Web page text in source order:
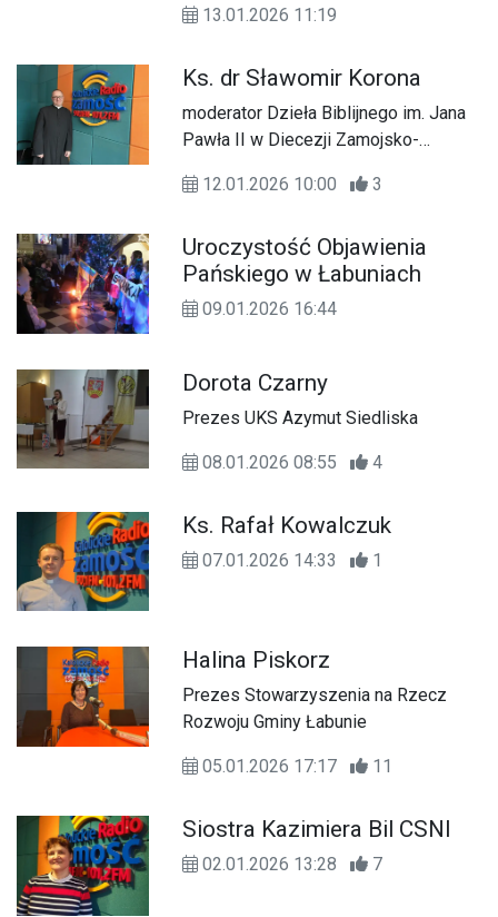
13.01.2026 11:19
Ks. dr Sławomir Korona
moderator Dzieła Biblijnego im. Jana
Pawła II w Diecezji Zamojsko-
12.01.2026 10:00
3
Uroczystość Objawienia
Pańskiego w Łabuniach
09.01.2026 16:44
Dorota Czarny
Prezes UKS Azymut Siedliska
08.01.2026 08:55 4
Ks. Rafał Kowalczuk
07.01.2026 14:33 1
Halina Piskorz
Prezes Stowarzyszenia na Rzecz
Rozwoju Gminy Łabunie
05.01.2026 17:17 11
Siostra Kazimiera Bil CSNI
02.01.2026 13:28 7